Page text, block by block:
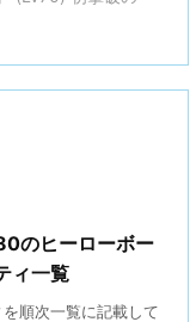
のヒーローボー
ィ一覧
順次一覧に記載して